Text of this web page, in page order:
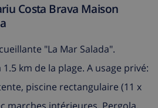
Costa Brava Maison
"La Mar Salada".
km de la plage. A usage privé:
piscine rectangulaire (11 x